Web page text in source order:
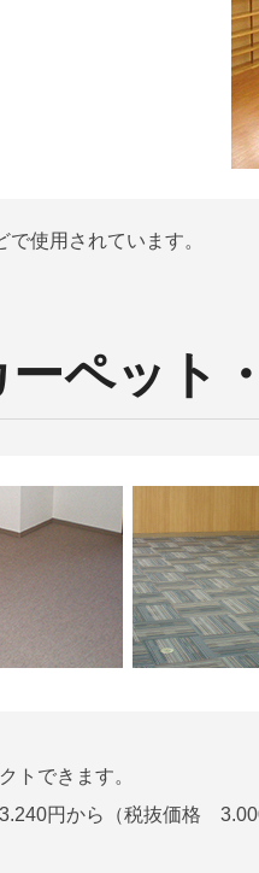
使用されています。
ーペット
トできます。
円から（税抜価格